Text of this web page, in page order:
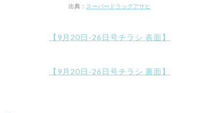
出典： スーパードラッグアサヒ
【9月20日-26日号チラシ 表面】
【9月20日-26日号チラシ 裏面】